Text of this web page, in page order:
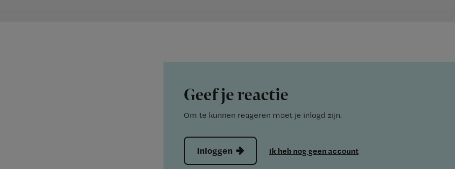
Geef je reactie
Om te kunnen reageren moet je inlogd zijn.
Inloggen Ik heb nog geen account